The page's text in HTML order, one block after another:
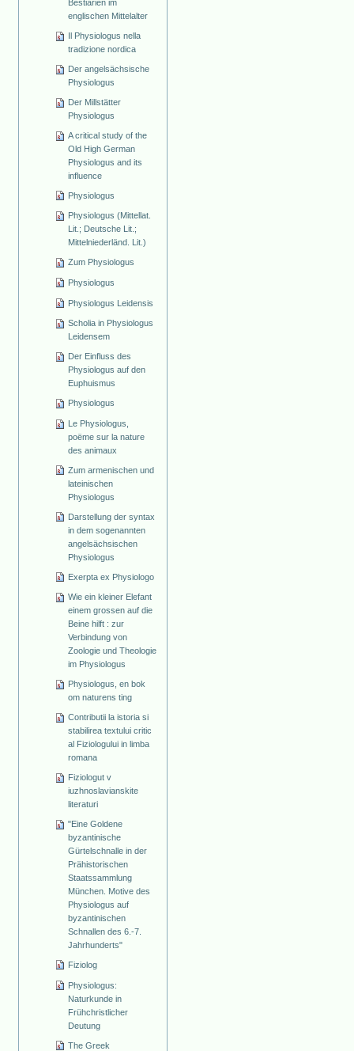
Bestiarien im
englischen Mittelalter
Il Physiologus nella
tradizione nordica
Der angelsächsische
Physiologus
Der Millstätter
Physiologus
A critical study of the
Old High German
Physiologus and its
influence
Physiologus
Physiologus (Mittellat.
Lit.; Deutsche Lit.;
Mittelniederländ. Lit.)
Zum Physiologus
Physiologus
Physiologus Leidensis
Scholia in Physiologus
Leidensem
Der Einfluss des
Physiologus auf den
Euphuismus
Physiologus
Le Physiologus,
poëme sur la nature
des animaux
Zum armenischen und
lateinischen
Physiologus
Darstellung der syntax
in dem sogenannten
angelsächsischen
Physiologus
Exerpta ex Physiologo
Wie ein kleiner Elefant
einem grossen auf die
Beine hilft : zur
Verbindung von
Zoologie und Theologie
im Physiologus
Physiologus, en bok
om naturens ting
Contributii la istoria si
stabilirea textului critic
al Fiziologului in limba
romana
Fiziologut v
iuzhnoslavianskite
literaturi
"Eine Goldene
byzantinische
Gürtelschnalle in der
Prähistorischen
Staatssammlung
München. Motive des
Physiologus auf
byzantinischen
Schnallen des 6.-7.
Jahrhunderts"
Fiziolog
Physiologus:
Naturkunde in
Frühchristlicher
Deutung
The Greek